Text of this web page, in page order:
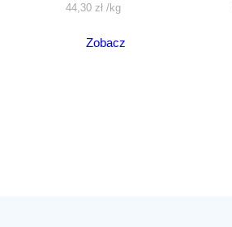
44,30 zł /kg
Zobacz